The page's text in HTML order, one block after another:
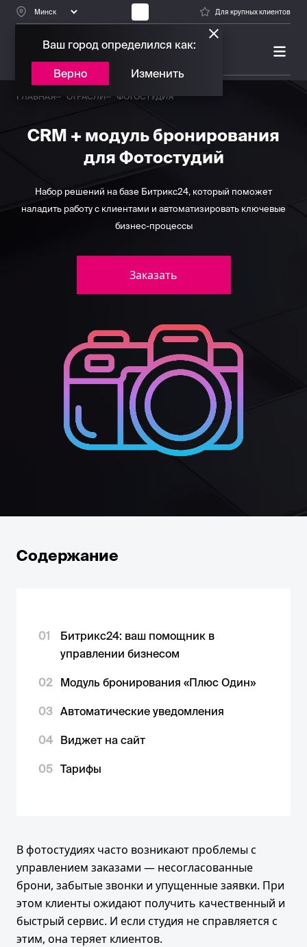
Для крупных клиентов
БИТРИКС24
ГЛАВНАЯ ОТРАСЛИ ФОТОСТУДИЯ
CRM + модуль бронирования
для Фотостудий
Набор решений на базе Битрикс24, который поможет
наладить работу с клиентами и автоматизировать ключевые
бизнес-процессы
Заказать
Содержание
01
Битрикс24: ваш помощник в
управлении бизнесом
02 Модуль бронирования «Плюс Один»
03 Автоматические уведомления
04 Виджет на сайт
05 Тарифы
В фотостудиях часто возникают проблемы с
управлением заказами — несогласованные
брони, забытые звонки и упущенные заявки. При
этом клиенты ожидают получить качественный и
быстрый сервис. И если студия не справляется с
этим, она теряет клиентов.
Ваш город определился как:
Верно Изменить